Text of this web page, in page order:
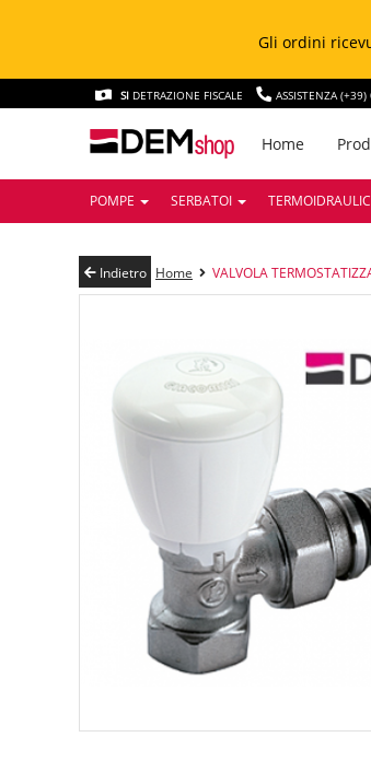
Gli ordini
SI DETRAZIONE FISCALE ASSISTENZA
Home
POMPE SERBATOI
Indietro Home VALVOLA